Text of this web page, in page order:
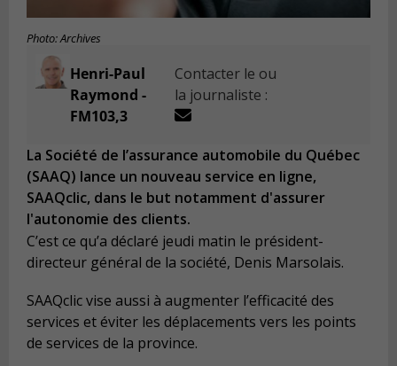
Photo: Archives
Henri-Paul
Raymond -
FM103,3
Contacter le ou
la journaliste :
La Société de l’assurance automobile du Québec
(SAAQ) lance un nouveau service en ligne,
SAAQclic, dans le but notamment d'assurer
l'autonomie des clients.
C’est ce qu’a déclaré jeudi matin le président-
directeur général de la société, Denis Marsolais.
SAAQclic vise aussi à augmenter l’efficacité des
services et éviter les déplacements vers les points
de services de la province.